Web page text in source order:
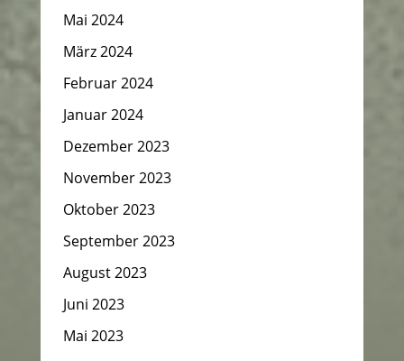
Mai 2024
März 2024
Februar 2024
Januar 2024
Dezember 2023
November 2023
Oktober 2023
September 2023
August 2023
Juni 2023
Mai 2023